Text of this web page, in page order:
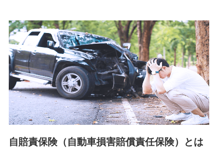
分析するため
当社の対応品質向上やお問い合わせ内容の正確な把握のため
個人情報保護管理者の職名、連絡先
株式会社ドコモ・インシュアランス 営業部長
〒103-0013 東京都中央区日本橋人形町2-14-10 アーバン
ネット日本橋ビル 3F
株式会社ドコモ・インシュアランス
個人情報の第三者提供について
除き、第三者に提供いたしません。
自賠責保険（自動車損害賠償責任保険）とは